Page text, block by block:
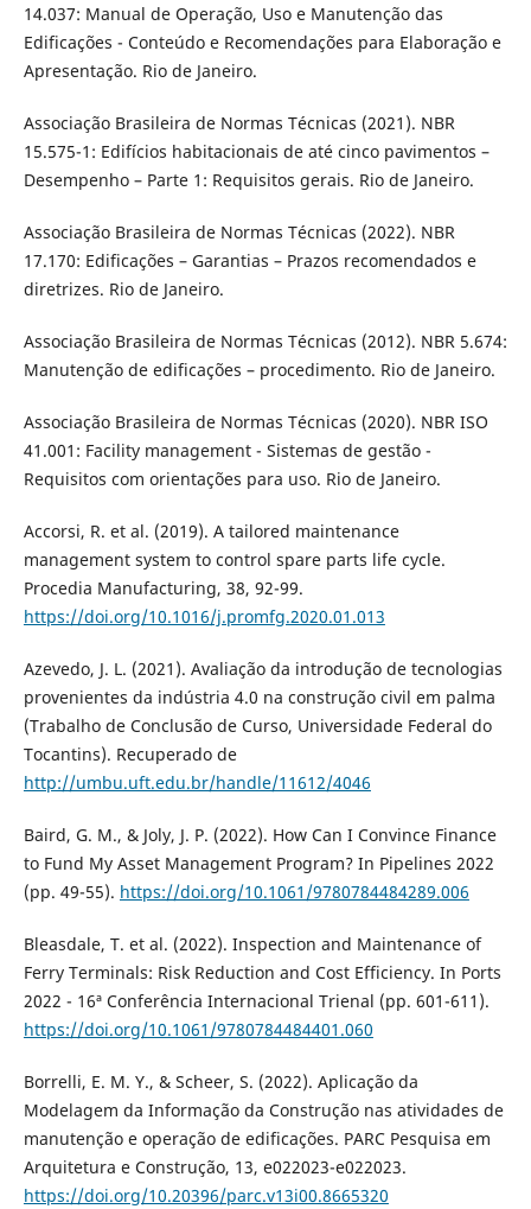
14.037: Manual de Operação, Uso e Manutenção das
Edificações - Conteúdo e Recomendações para Elaboração e
Apresentação. Rio de Janeiro.
Associação Brasileira de Normas Técnicas (2021). NBR
15.575-1: Edifícios habitacionais de até cinco pavimentos –
Desempenho – Parte 1: Requisitos gerais. Rio de Janeiro.
Associação Brasileira de Normas Técnicas (2022). NBR
17.170: Edificações – Garantias – Prazos recomendados e
diretrizes. Rio de Janeiro.
Associação Brasileira de Normas Técnicas (2012). NBR 5.674:
Manutenção de edificações – procedimento. Rio de Janeiro.
Associação Brasileira de Normas Técnicas (2020). NBR ISO
41.001: Facility management - Sistemas de gestão -
Requisitos com orientações para uso. Rio de Janeiro.
Accorsi, R. et al. (2019). A tailored maintenance
management system to control spare parts life cycle.
Procedia Manufacturing, 38, 92-99.
https://doi.org/10.1016/j.promfg.2020.01.013
Azevedo, J. L. (2021). Avaliação da introdução de tecnologias
provenientes da indústria 4.0 na construção civil em palma
(Trabalho de Conclusão de Curso, Universidade Federal do
Tocantins). Recuperado de
http://umbu.uft.edu.br/handle/11612/4046
Baird, G. M., & Joly, J. P. (2022). How Can I Convince Finance
to Fund My Asset Management Program? In Pipelines 2022
(pp. 49-55). https://doi.org/10.1061/9780784484289.006
Bleasdale, T. et al. (2022). Inspection and Maintenance of
Ferry Terminals: Risk Reduction and Cost Efficiency. In Ports
2022 - 16ª Conferência Internacional Trienal (pp. 601-611).
https://doi.org/10.1061/9780784484401.060
Borrelli, E. M. Y., & Scheer, S. (2022). Aplicação da
Modelagem da Informação da Construção nas atividades de
manutenção e operação de edificações. PARC Pesquisa em
Arquitetura e Construção, 13, e022023-e022023.
https://doi.org/10.20396/parc.v13i00.8665320